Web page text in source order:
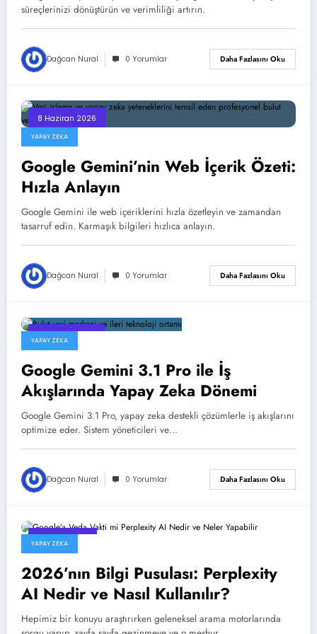
süreçlerinizi dönüştürün ve verimliliği artırın.
Dağcan Nural 0 Yorumlar Daha Fazlasını Oku
8 Haziran 2026
YAPAY ZEKA
Google Gemini’nin Web İçerik Özeti:
Hızla Anlayın
Google Gemini ile web içeriklerini hızla özetleyin ve zamandan
tasarruf edin. Karmaşık bilgileri hızlıca anlayın.
Dağcan Nural 0 Yorumlar Daha Fazlasını Oku
YAPAY ZEKA
Google Gemini 3.1 Pro ile İş
Akışlarında Yapay Zeka Dönemi
Google Gemini 3.1 Pro, yapay zeka destekli çözümlerle iş akışlarını
optimize eder. Sistem yöneticileri ve…
Dağcan Nural 0 Yorumlar Daha Fazlasını Oku
YAPAY ZEKA
2026’nın Bilgi Pusulası: Perplexity
AI Nedir ve Nasıl Kullanılır?
Hepimiz bir konuyu araştırırken geleneksel arama motorlarında